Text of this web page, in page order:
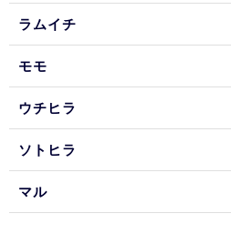
ラムイチ
モモ
ウチヒラ
ソトヒラ
マル